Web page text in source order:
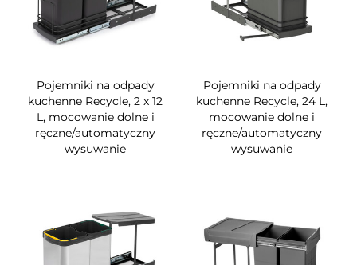
Pojemniki na odpady
kuchenne Recycle, 2 x 12
L, mocowanie dolne i
ręczne/automatyczny
wysuwanie
Pojemniki na odpady
kuchenne Recycle, 24 L,
mocowanie dolne i
ręczne/automatyczny
wysuwanie